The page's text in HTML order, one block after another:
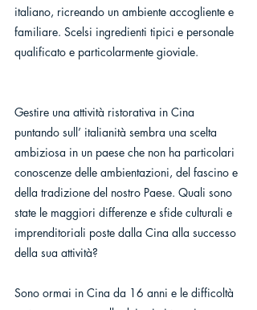
italiano, ricreando un ambiente accogliente e
familiare. Scelsi ingredienti tipici e personale
qualificato e particolarmente gioviale.
Gestire una attività ristorativa in Cina
puntando sull’ italianità sembra una scelta
ambiziosa in un paese che non ha particolari
conoscenze delle ambientazioni, del fascino e
della tradizione del nostro Paese. Quali sono
state le maggiori differenze e sfide culturali e
imprenditoriali poste dalla Cina alla successo
della sua attività?
Sono ormai in Cina da 16 anni e le difficoltà